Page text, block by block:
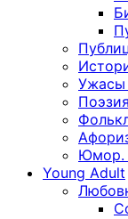
Ужасы
Юмор.
Young Adult